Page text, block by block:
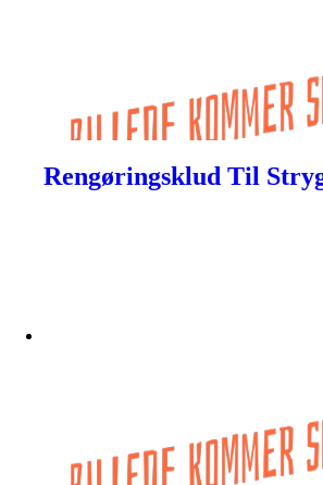
Rengøringsklud Til